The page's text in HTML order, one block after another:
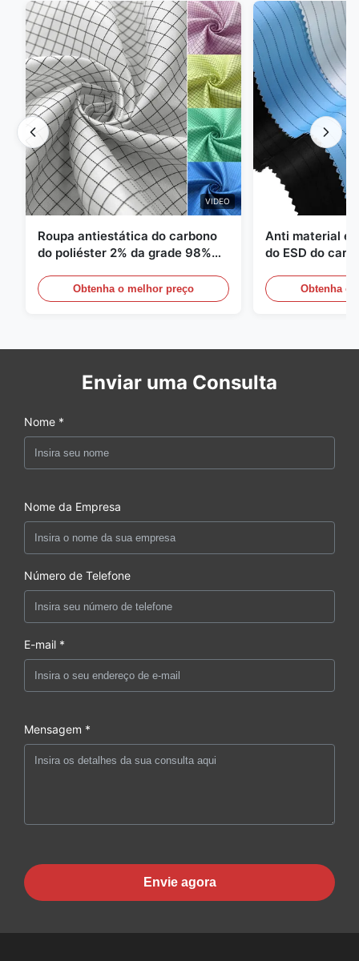
VIDEO
Roupa antiestática do carbono
do poliéster 2% da grade 98%
Obtenha o melhor preço
Anti material
do ESD do
Obtenha o
Enviar uma Consulta
Nome *
Nome da Empresa
Número de Telefone
E-mail *
Mensagem *
Envie agora